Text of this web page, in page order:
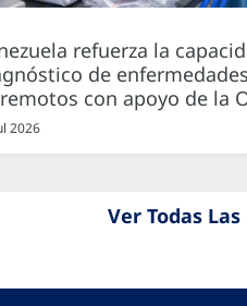
refuerza la
de
con apoyo de la
2026
Ver Todas